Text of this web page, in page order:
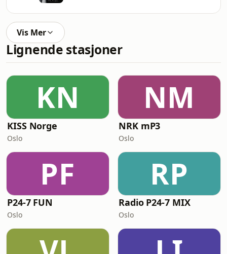
Vis Mer
Lignende stasjoner
KN
KISS Norge
Oslo
NM
NRK mP3
Oslo
PF
P24-7 FUN
Oslo
RP
Radio P24-7 MIX
Oslo